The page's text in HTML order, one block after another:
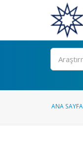
Ara
ANA SAYFA